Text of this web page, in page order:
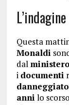
Questa
Monaldi
dal
i documenti
danneggiato
anni lo